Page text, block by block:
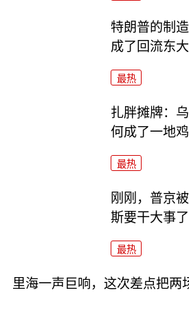
特朗普的制
成了回流东大
最热
扎胖摊牌：
何成了一地鸡
最热
刚刚，普京
斯要干大事了
最热
里海一声巨响，这次差点把两